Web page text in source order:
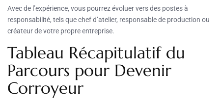
Avec de l’expérience, vous pourrez évoluer vers des postes à
responsabilité, tels que chef d’atelier, responsable de production ou
créateur de votre propre entreprise.
Tableau Récapitulatif du
Parcours pour Devenir
Corroyeur